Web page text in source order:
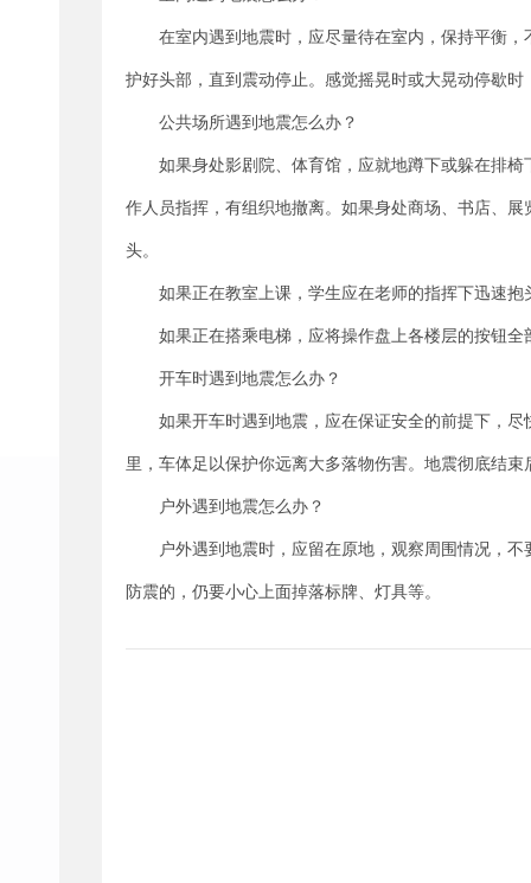
在室内遇到地震时，应尽量待在室内，保持平衡
护好头部，直到震动停止。感觉摇晃时或大晃动停歇
公共场所遇到地震怎么办？
如果身处影剧院、体育馆，应就地蹲下或躲在排
作人员指挥，有组织地撤离。如果身处商场、书店、
头。
如果正在教室上课，学生应在老师的指挥下迅速
如果正在搭乘电梯，应将操作盘上各楼层的按钮
开车时遇到地震怎么办？
如果开车时遇到地震，应在保证安全的前提下，
里，车体足以保护你远离大多落物伤害。地震彻底结
户外遇到地震怎么办？
户外遇到地震时，应留在原地，观察周围情况，
防震的，仍要小心上面掉落标牌、灯具等。